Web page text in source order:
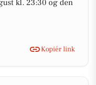
kl. 23:30 og den
Kopiér link